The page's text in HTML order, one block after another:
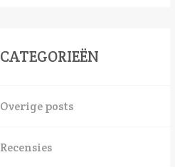
CATEGORIEËN
Overige posts
Recensies